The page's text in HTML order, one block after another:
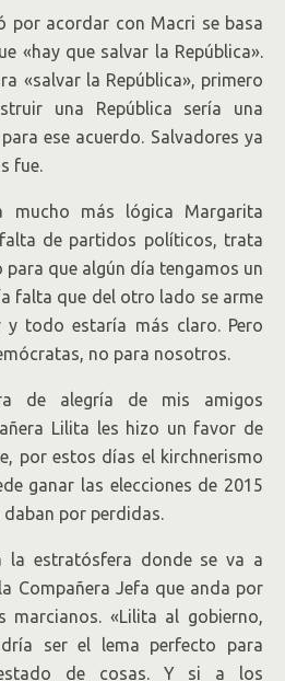
por acordar con Macri se basa
«hay que salvar la República».
«salvar la República», primero
una República sería una
ese acuerdo. Salvadores ya
fue.
mucho más lógica Margarita
de partidos políticos, trata
que algún día tengamos un
falta que del otro lado se arme
y todo estaría más claro. Pero
no para nosotros.
de alegría de mis amigos
Lilita les hizo un favor de
por estos días el kirchnerismo
ganar las elecciones de 2015
daban por perdidas.
la estratósfera donde se va a
Compañera Jefa que anda por
marcianos. «Lilita al gobierno,
ser el lema perfecto para
de cosas. Y si a los